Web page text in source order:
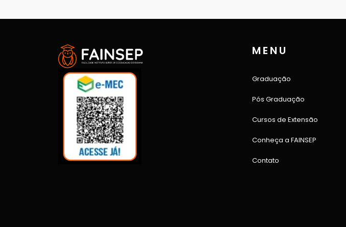
MENU
Graduação
Pós Graduação
Cursos de Extensão
Conheça a FAINSEP
Contato